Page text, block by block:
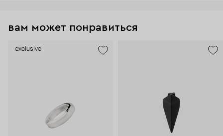
вам может понравиться
exclusive